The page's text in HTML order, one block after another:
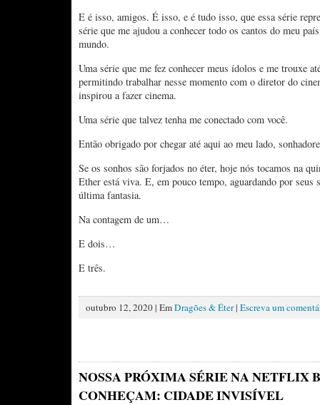
E é isso, amigos. É isso, e é tudo isso, que essa série
série que me ajudou a conhecer todo os cantos do meu
mundo.
Uma série que me fez conhecer meus ídolos e me trouxe
permitindo trabalhar nesse momento com o diretor do
inspirou a fazer cinema.
Uma série que talvez tenha me conectado com você.
Então obrigado por chegar até aqui ao meu lado,
Se os sonhos são forjados no éter, hoje nós tocamos na
Ether está viva. E, em pouco tempo, aguardando por seus
última fantasia.
Na contagem de um…
E dois…
E três.
outubro 12, 2020 | EmDragões & Éter| Escreva um
NOSSA PRÓXIMA SÉRIE NA NETFLIX
CONHEÇAM: CIDADE INVISÍVEL